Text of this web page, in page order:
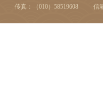
传真：（010）58519608 信